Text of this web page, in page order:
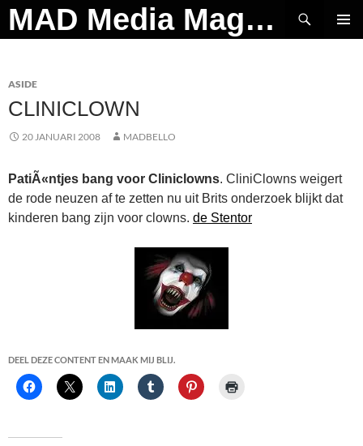
Ga
naar
MAD Media Magazine
Zoeken
ASIDE
CLINICLOWN
20 JANUARI 2008 MADBELLO
PatiÃ«ntjes bang voor Cliniclowns. CliniClowns weigert
de rode neuzen af te zetten nu uit Brits onderzoek blijkt dat
kinderen bang zijn voor clowns. de Stentor
DEEL DEZE CONTENT EN MAAK MIJ BLIJ.